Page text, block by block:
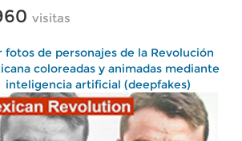
visitas
fotos de personajes de la Revolución
coloreadas y animadas mediante
inteligencia artificial (deepfakes)